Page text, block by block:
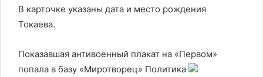
В карточке указаны дата и место рождения
Токаева.
Показавшая антивоенный плакат на «Первом»
попала в базу «Миротворец» Политика